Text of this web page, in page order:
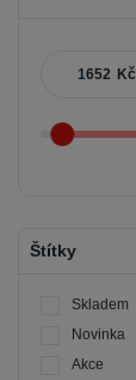
Kč
Štítky
Skladem
Novinka
Akce